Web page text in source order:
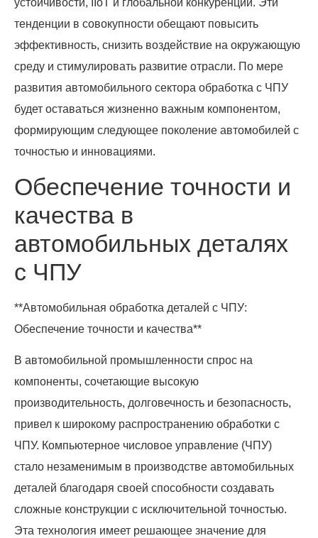
тенденции в совокупности обещают повысить
эффективность, снизить воздействие на окружающую
среду и стимулировать развитие отрасли. По мере
развития автомобильного сектора обработка с ЧПУ
будет оставаться жизненно важным компонентом,
формирующим следующее поколение автомобилей с
точностью и инновациями.
Обеспечение точности и
качества в
автомобильных деталях
с ЧПУ
**Автомобильная обработка деталей с ЧПУ:
Обеспечение точности и качества**
В автомобильной промышленности спрос на
компоненты, сочетающие высокую
производительность, долговечность и безопасность,
привел к широкому распространению обработки с
ЧПУ. Компьютерное числовое управление (ЧПУ)
стало незаменимым в производстве автомобильных
деталей благодаря своей способности создавать
сложные конструкции с исключительной точностью.
Эта технология имеет решающее значение для